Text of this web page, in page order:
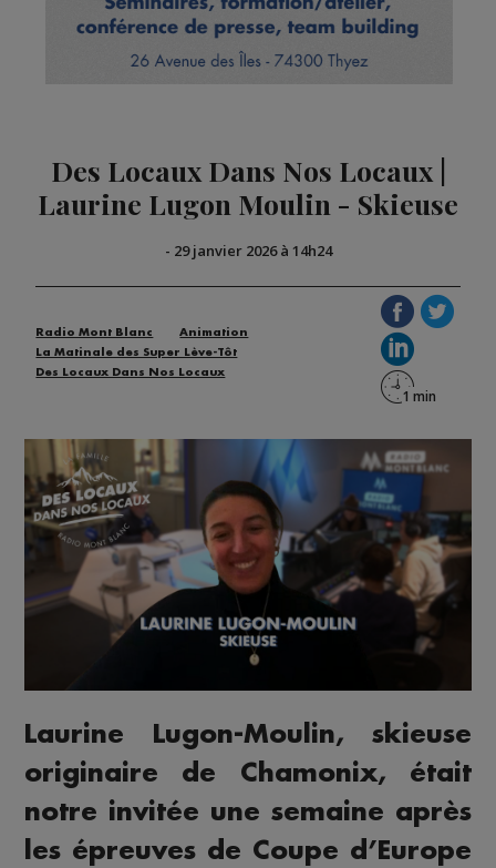
Des Locaux Dans Nos Locaux |
Laurine Lugon Moulin - Skieuse
- 29 janvier 2026 à 14h24
Radio Mont Blanc
Animation
La Matinale des Super Lève-Tôt
Des Locaux Dans Nos Locaux
Laurine Lugon-Moulin, skieuse
originaire de Chamonix, était
notre invitée une semaine après
les épreuves de Coupe d’Europe